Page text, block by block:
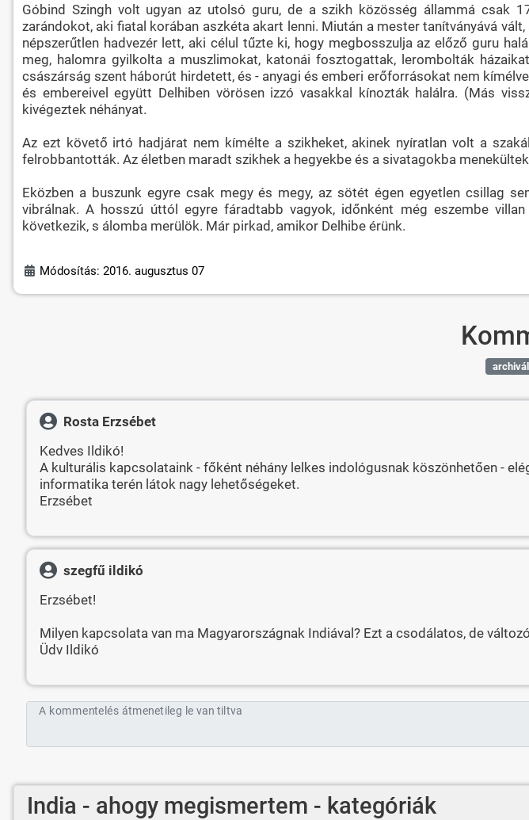
Góbind Szingh volt ugyan az utolsó guru, de a szikh közösség állammá csak
zarándokot, aki fiatal korában aszkéta akart lenni. Miután a mester tanítványává
népszerűtlen hadvezér lett, aki célul tűzte ki, hogy megbosszulja az előző guru
meg, halomra gyilkolta a muszlimokat, katonái fosztogattak, lerombolták
császárság szent háborút hirdetett, és - anyagi és emberi erőforrásokat nem
és embereivel együtt Delhiben vörösen izzó vasakkal kínozták halálra. (Más
kivégeztek néhányat.
Az ezt követő irtó hadjárat nem kímélte a szikheket, akinek nyíratlan volt a
felrobbantották. Az életben maradt szikhek a hegyekbe és a sivatagokba
Eközben a buszunk egyre csak megy és megy, az sötét égen egyetlen csillag
vibrálnak. A hosszú úttól egyre fáradtabb vagyok, időnként még eszembe
következik, s álomba merülök. Már pirkad, amikor Delhibe érünk.
Módosítás: 2016. augusztus 07
Rosta Erzsébet
Kedves Ildikó!
A kulturális kapcsolataink - főként néhány lelkes indológusnak köszönhetően -
informatika terén látok nagy lehetőségeket.
Erzsébet
szegfű ildikó
Erzsébet!
Milyen kapcsolata van ma Magyarországnak Indiával? Ezt a csodálatos, de
Üdv Ildikó
A kommentelés átmenetileg le van tiltva
India - ahogy megismertem - kategóriák